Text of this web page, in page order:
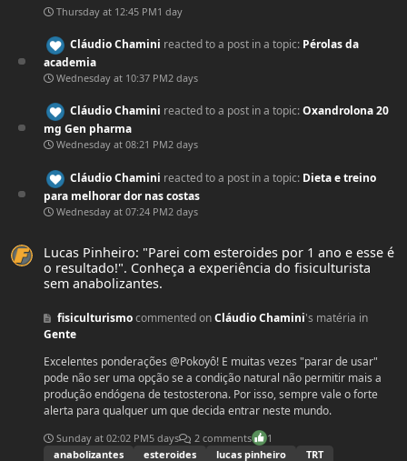
Thursday at 12:45 PM1 day
Cláudio Chamini reacted to a post in a topic: Pérolas da
academia
Wednesday at 10:37 PM2 days
Cláudio Chamini reacted to a post in a topic:Oxandrolona 20
mg Gen pharma
Wednesday at 08:21 PM2 days
Cláudio Chamini reacted to a post in a topic: Dieta e treino
para melhorar dor nas costas
Wednesday at 07:24 PM2 days
Lucas Pinheiro: "Parei com esteroides por 1 ano e esse é
o resultado!". Conheça a experiência do fisiculturista
sem anabolizantes.
fisiculturismocommented onCláudio Chamini's matéria in
Gente
Excelentes ponderações @Pokoyô! E muitas vezes "parar de usar"
pode não ser uma opção se a condição natural não permitir mais a
produção endógena de testosterona. Por isso, sempre vale o forte
alerta para qualquer um que decida entrar neste mundo.
Sunday at 02:02 PM5 days 2 comments
1
anabolizantes
esteroides lucas pinheiro TRT